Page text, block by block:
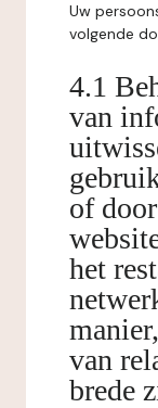
Uw
volgende
4.1
van
of
het
van
brede